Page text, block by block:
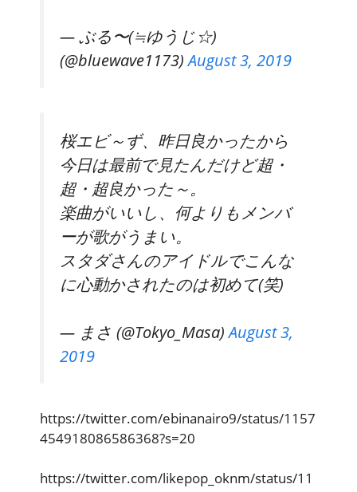
— ぶる〜(≒ゆうじ☆)
(@bluewave1173)August 3, 2019
桜エビ～ず、昨日良かったから
今日は最前で見たんだけど超・
超・超良かった～。
楽曲がいいし、何よりもメンバ
ーが歌がうまい。
スタダさんのアイドルでこんな
に心動かされたのは初めて(笑)
— まさ (@Tokyo_Masa)August 3,
2019
https://twitter.com/ebinanairo9/status/1157
454918086586368?s=20
https://twitter.com/likepop_oknm/status/11